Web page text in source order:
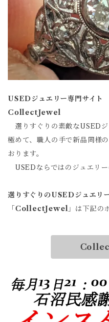
USEDジュエリー専門サイト
CollectJewel
選りすぐりの素敵なUSED
極めて、職人の手で新品同様
おります。
USEDならではのジュエリー
選りすぐりのUSEDジュエリ
「 CollectJewel 」は下記の